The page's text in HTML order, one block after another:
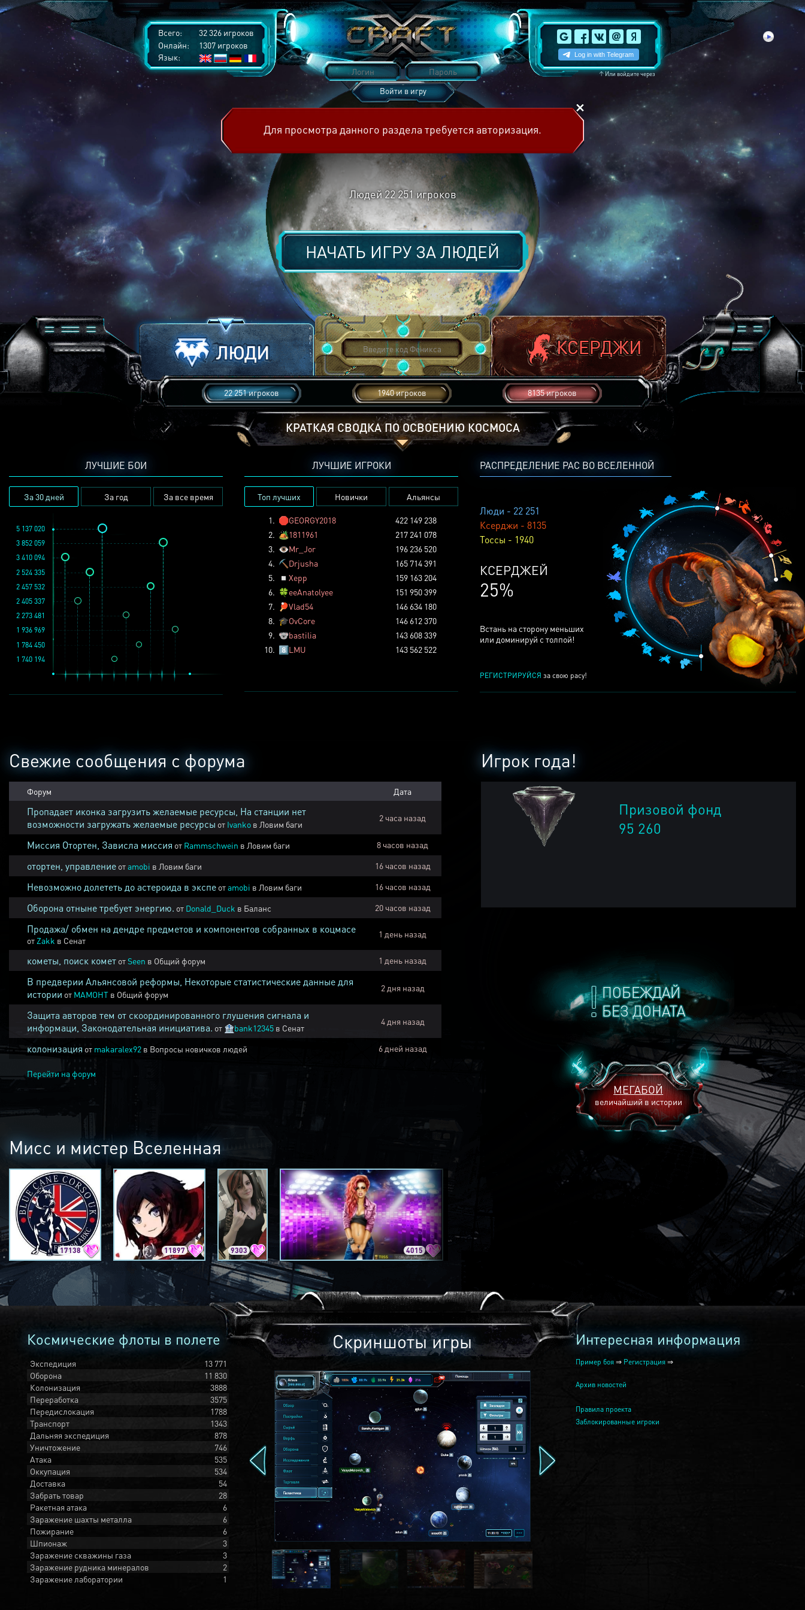
Всего:
32 326 игроков
Онлайн:
1307 игроков
Язык:
↑Или войдите через
Войти в игру
Для просмотра данного раздела требуется авторизация.
Людей 22 251 игроков
НАЧАТЬ ИГРУ ЗАЛЮДЕЙ
22 251 игроков 1940 игроков 8135 игроков
КРАТКАЯ СВОДКА ПО ОСВОЕНИЮ КОСМОСА
РАСПРЕДЕЛЕНИЕ РАС ВО ВСЕЛЕННОЙ
Люди - 22 251
Ксерджи - 8135
Тоссы - 1940
ТОССОВ
6%
Встань на сторону меньших
или доминируй с толпой!
РЕГИСТРИРУЙСЯ за свою расу!
ЛУЧШИЕ БОИ
За 30 дней За год За все время
1 936 969
3 852 059
2 457 532
1 784 450
2 273 481
1 740 194
5 137 020
2 524 335
2 405 337
3 410 094
ЛУЧШИЕ ИГРОКИ
Топ лучших Новички Альянсы
1. 🛑GEORGY2018
422 149 238
2. 🏕️1811961
217 241 078
3. 👁️Mr_Jor
196 236 520
4. ⛏️ Drjusha
165 714 391
5.
◽ Xepp
159 163 204
6. 🍀eeAnatolyee
151 950 399
7.
🏓Vlad54
146 634 180
8. 🎓OvCore
146 612 370
9. 🐨bastilia
143 608 339
10. 8️⃣LMU 143 562 522
ПОБЕЖДАЙ
БЕЗ ДОНАТА
МЕГАБОЙ
величайший в истории
Игрок года!
Призовой фонд
95 260
Свежие сообщения с форума
Форум Дата
Пропадает иконка загрузить желаемые ресурсы, На станции нет
возможности загружать желаемые ресурсы от Ivanko в Ловим баги
2 часа назад
Миссия Отортен, Зависла миссия от Rammschwein в Ловим баги 8 часов назад
отортен, управление отamobi в Ловим баги 16 часов назад
Невозможно долететь до астероида в экспе отamobi в Ловим баги 16 часов назад
Оборона отныне требует энергию. от Donald_Duck в Баланс 20 часов назад
Продажа/ обмен на дендре предметов и компонентов собранных в коцмасе
от Zakk в Сенат
1 день назад
кометы, поиск комет отSeen в Общий форум 1 день назад
В предверии Альянсовой реформы, Некоторые статистические данные для
истории от MAMOHT в Общий форум
2 дня назад
Защита авторов тем от скоординированного глушения сигнала и
информаци, Законодательная инициатива. от 🏦bank12345 в Сенат
4 дня назад
колонизация от makaralex92 в Вопросы новичков людей 6 дней назад
Перейти на форум
Мисс и мистер Вселенная
17138 11897 9303 4015 2240
Космические флоты в полете
Экспедиция
13 771
Оборона
11 830
Колонизация
3888
Переработка
3575
Передислокация
1788
Транспорт
1343
Дальняя экспедиция
878
Уничтожение
746
Атака
535
Оккупация
534
Доставка
54
Забрать товар
28
Ракетная атака
6
Заражение шахты металла
6
Пожирание
6
Шпионаж
3
Заражение скважины газа
3
Заражение рудника минералов
2
Заражение лаборатории
1
Скриншоты игры Интересная информация
Пример боя ⇒ Регистрация ⇒
Архив новостей
Правила проекта
Заблокированные игроки